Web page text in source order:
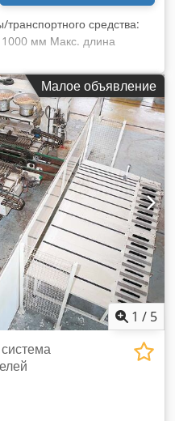
средства:
мм Макс. длина
5 Количество
с помощью NC-
Ad Ssa Боковые
Малое объявление
1 / 5